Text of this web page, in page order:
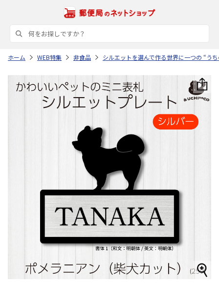
ホーム WEB特集 非食品 シルエットを選んで作る世界に一つの “う